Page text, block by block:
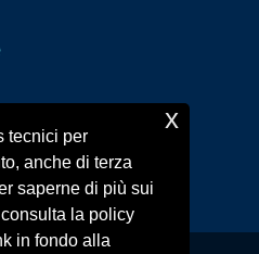
tecnici per
anche di terza
saperne di più sui
la policy
in fondo alla
x